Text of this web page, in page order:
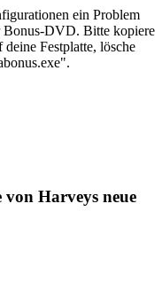
ein Problem
Bonus-DVD. Bitte kopiere
Festplatte, lösche
von Harveys neue